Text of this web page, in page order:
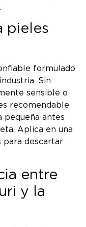
pieles
formulado
Sin
sensible o
recomendable
pequeña antes
Aplica en una
para descartar
entre
y la